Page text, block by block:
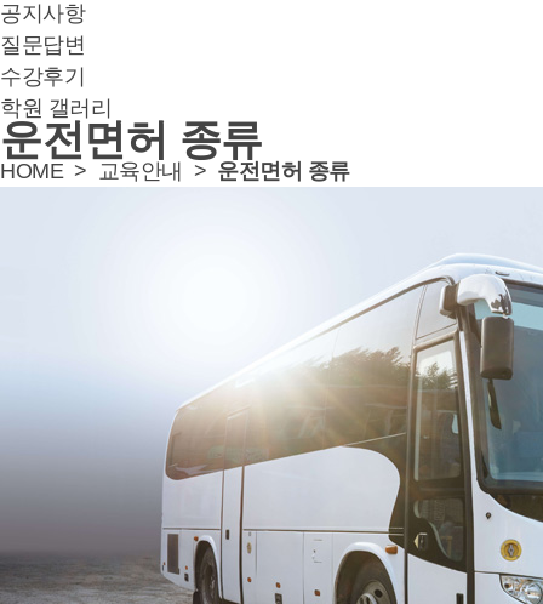
공지사항
질문답변
수강후기
학원 갤러리
운전면허 종류
HOME > 교육안내 > 운전면허 종류